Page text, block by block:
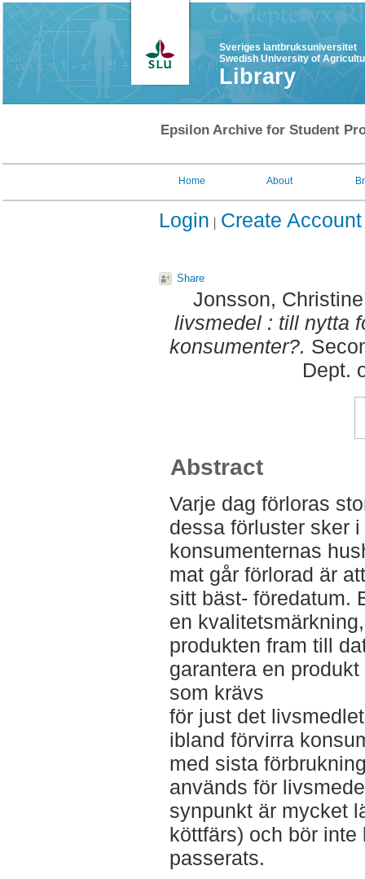
Sveriges lantbruksuniversitet
Swedish University of
Library
Epsilon Archive for Student
Home About
Login Create Account
Share
Jonsson, Christine
livsmedel : till nytta
konsumenter?.
Dept.
Abstract
Varje dag förloras
dessa förluster sker
konsumenternas
mat går förlorad är
sitt bäst- föredatum.
en
produkten fram till
garantera en
som krävs
för just det
ibland förvirra
med sista
används för
synpunkt är mycket
köttfärs) och bör
passerats.